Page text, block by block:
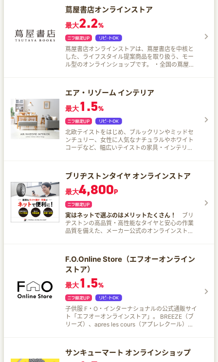
数掲載 BRUNO監修モデルも好評 イングレイスヴ
ェレナシリーズ モバイルアイロン：今までにな
い、コードレス。圧倒的に速い立ち上がりと、驚
異的なハイパワー。 ヘアドライヤー：風を操り、
根元から美を立ち上げる。髪を守りながら、美し
さを深く届ける風。 カールアイロン：髪をいたわ
り、優しく纏う。品よく華やぐナチュラルカー
ル。
蔦屋書店オンラインストア
最大2.2%
蔦屋書店オンラインストアは、蔦屋書店を中核と
した、ライフスタイル提案商品を取り扱う、モー
ル型のオンラインショップです。 ・全国の蔦屋書
オンライン上でご注文頂けます。
エア・リゾーム インテリア
最大1.5%
北欧テイストをはじめ、ブルックリンやミッドセ
ンチュリー、女性に人気なナチュラルやホワイト
コーデなど、幅広いテイストの家具・インテリア
ンドにあわせたおしゃれなオリジナル商品は、自
社企画によりリーズナブルで購入できるので人気
ブリヂストンタイヤ オンラインストア
最大4,800P
実はネットで選ぶのはメリットたくさん！
ブリ
ヂストンの高品質・高性能なタイヤと安心の作業
品質を備えた、メーカー公式のオンラインストア
購入したタイヤは取付店に直送されるため、予約
日時に店舗に行くだけで作業までの待ち時間がな
いなど、ネットで便利に購入できるサービスで
店舗以上あるブリヂストン認定店で対応するため
作業品質も安心です。
F.O.Online Store（エフオーオンライン
ストア）
最大1.5%
子供服 F・O・インターナショナルの公式通販サイ
ト「エフオーオンラインストア」。 BREEZE（ブ
リーズ）、apres les cours（アプレレクール）、
取り扱い。 有名キャラクターコラボアイテム、き
ょうだいお揃いコーデや親子リンクコーデが楽し
サンキューマート オンラインショップ